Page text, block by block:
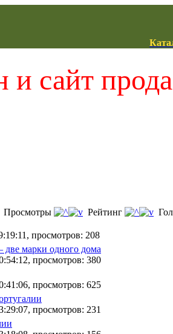
и сайт
Просмотры Рейтинг
просмотров: 208
две марки одного дома
просмотров: 380
просмотров: 625
просмотров: 231